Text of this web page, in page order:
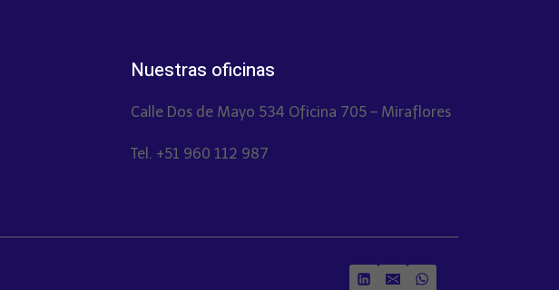
Nuestras oficinas
Calle Dos de Mayo 534 Oficina 705 – Miraflores
Tel. +51 960 112 987